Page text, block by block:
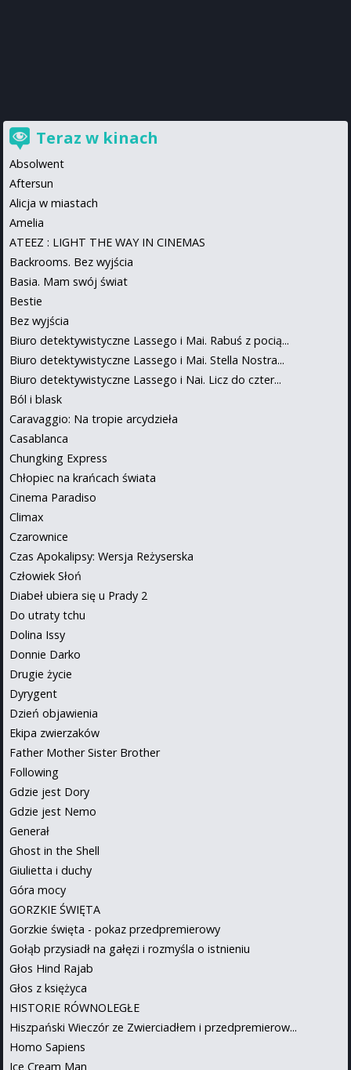
Teraz w kinach
Absolwent
Aftersun
Alicja w miastach
Amelia
ATEEZ : LIGHT THE WAY IN CINEMAS
Backrooms. Bez wyjścia
Basia. Mam swój świat
Bestie
Bez wyjścia
Biuro detektywistyczne Lassego i Mai. Rabuś z pocią...
Biuro detektywistyczne Lassego i Mai. Stella Nostra...
Biuro detektywistyczne Lassego i Nai. Licz do czter...
Ból i blask
Caravaggio: Na tropie arcydzieła
Casablanca
Chungking Express
Chłopiec na krańcach świata
Cinema Paradiso
Climax
Czarownice
Czas Apokalipsy: Wersja Reżyserska
Człowiek Słoń
Diabeł ubiera się u Prady 2
Do utraty tchu
Dolina Issy
Donnie Darko
Drugie życie
Dyrygent
Dzień objawienia
Ekipa zwierzaków
Father Mother Sister Brother
Following
Gdzie jest Dory
Gdzie jest Nemo
Generał
Ghost in the Shell
Giulietta i duchy
Góra mocy
GORZKIE ŚWIĘTA
Gorzkie święta - pokaz przedpremierowy
Gołąb przysiadł na gałęzi i rozmyśla o istnieniu
Głos Hind Rajab
Głos z księżyca
HISTORIE RÓWNOLEGŁE
Hiszpański Wieczór ze Zwierciadłem i przedpremierow...
Homo Sapiens
Ice Cream Man